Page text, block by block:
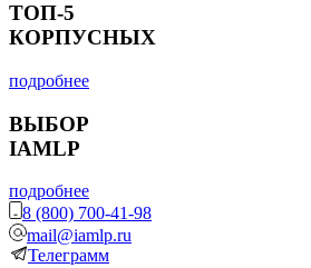
ТОП-5
КОРПУСНЫХ
подробнее
ВЫБОР
IAMLP
подробнее
8 (800) 700-41-98
mail@iamlp.ru
Телеграмм